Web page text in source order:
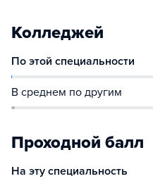
Колледжей
По этой специальности
В среднем по другим
Проходной балл
На эту специальность